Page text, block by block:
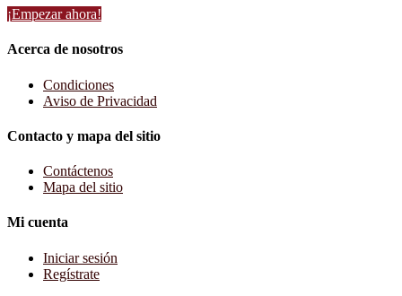
¡Empezar ahora!
Acerca de nosotros
Condiciones
Aviso de Privacidad
Contacto y mapa del sitio
Contáctenos
Mapa del sitio
Mi cuenta
Iniciar sesión
Regístrate